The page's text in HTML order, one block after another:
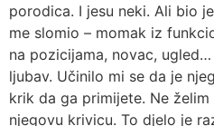
porodica. I jesu neki. Ali bio
me slomio – momak iz
na pozicijama, novac,
ljubav. Učinilo mi se da je
krik da ga primijete. Ne
njegovu krivicu. To djelo je